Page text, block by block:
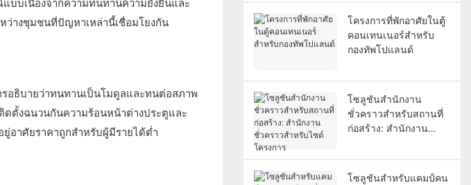
างชุมชนที่ปัญหาเหล่านี้เชื่อมโยงกัน
อธิบายว่าทนทานเป็นโมดูลและทนต่อสภาพ
ดตั้งฉนวนกันความร้อนหน้าต่างประตูและ
อาศัยราคาถูกสำหรับผู้มีรายได้ต่ำ
โครงการที่พักอาศัยในตู้
คอนเทนเนอร์สำหรับ
กองทัพโปแลนด์
โซลูชันสำนักงาน
ชั่วคราวสำหรับสถานที่
ก่อสร้าง: สำนักงาน
โครงการ
โซลูชันสำหรับแคมป์คน